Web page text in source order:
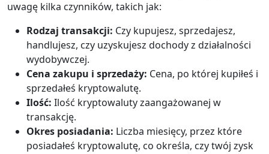
uwagę kilka czynników, takich jak:
Rodzaj transakcji: Czy kupujesz, sprzedajesz,
handlujesz, czy uzyskujesz dochody z działalności
wydobywczej.
Cena zakupu i sprzedaży: Cena, po której kupiłeś i
sprzedałeś kryptowalutę.
Ilość: Ilość kryptowaluty zaangażowanej w
transakcję.
Okres posiadania: Liczba miesięcy, przez które
posiadałeś kryptowalutę, co określa, czy twój zysk